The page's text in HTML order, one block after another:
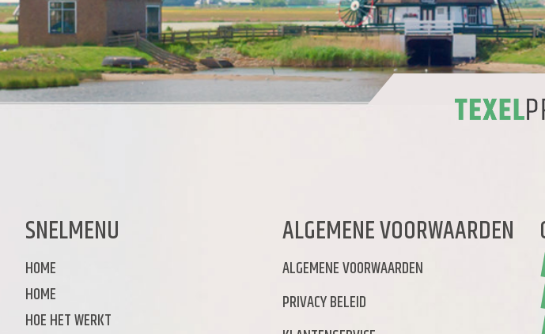
SNELMENU
HOME
HOME
HOE HET WERKT
ALGEMENE VOORWAARDEN
ALGEMENE VOORWAARDEN
PRIVACY BELEID